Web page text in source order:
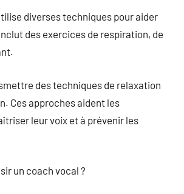
diverses techniques pour aider
des exercices de respiration, de
des techniques de relaxation
Ces approches aident les
leur voix et à prévenir les
un coach vocal ?